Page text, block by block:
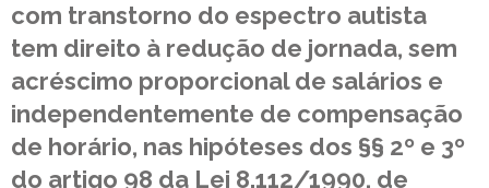
com transtorno do espectro autista
tem direito à redução de jornada, sem
acréscimo proporcional de salários e
independentemente de compensação
de horário, nas hipóteses dos §§ 2º e 3º
do artigo 98 da Lei 8.112/1990, de